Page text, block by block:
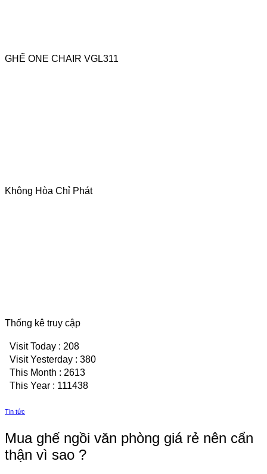
GHẾ ONE CHAIR VGL311
Không Hòa Chỉ Phát
Thống kê truy cập
Visit Today : 208
Visit Yesterday : 380
This Month : 2613
This Year : 111438
Tin tức
Mua ghế ngồi văn phòng giá rẻ nên cẩn
thận vì sao ?